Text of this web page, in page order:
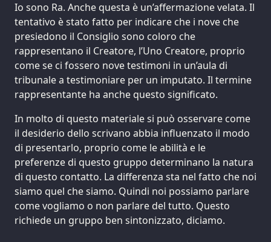
Io sono Ra. Anche questa è un’affermazione velata. Il
tentativo è stato fatto per indicare che i nove che
presiedono il Consiglio sono coloro che
rappresentano il Creatore, l’Uno Creatore, proprio
come se ci fossero nove testimoni in un’aula di
tribunale a testimoniare per un imputato. Il termine
rappresentante ha anche questo significato.
In molto di questo materiale si può osservare come
il desiderio dello scrivano abbia influenzato il modo
di presentarlo, proprio come le abilità e le
preferenze di questo gruppo determinano la natura
di questo contatto. La differenza sta nel fatto che noi
siamo quel che siamo. Quindi noi possiamo parlare
come vogliamo o non parlare del tutto. Questo
richiede un gruppo ben sintonizzato, diciamo.